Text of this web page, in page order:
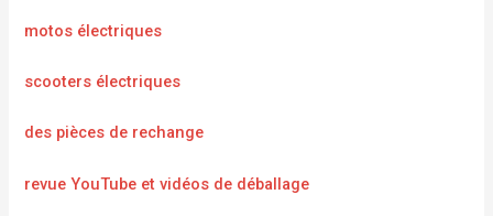
motos électriques
scooters électriques
des pièces de rechange
revue YouTube et vidéos de déballage